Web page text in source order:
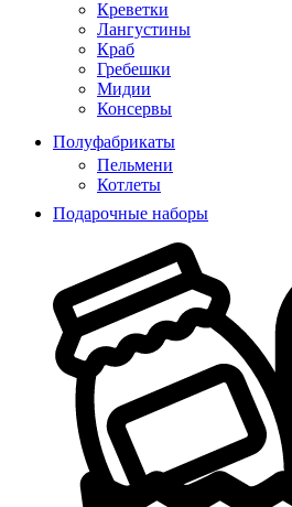
Креветки
Лангустины
Краб
Гребешки
Мидии
Консервы
Полуфабрикаты
Пельмени
Котлеты
Подарочные наборы